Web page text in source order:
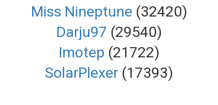
Miss Nineptune (32420)
Darju97 (29540)
Imotep (21722)
SolarPlexer (17393)